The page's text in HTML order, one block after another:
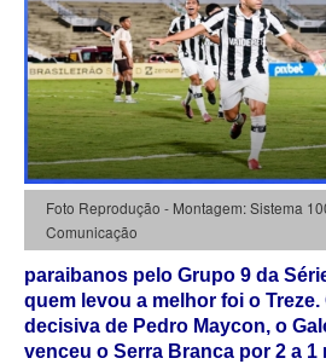
Foto Reprodução - Montagem: Sistema
Comunicação
paraibanos pelo Grupo 9 da
quem levou a melhor foi o
decisiva de Pedro Maycon, o
venceu o Serra Branca por 2 a 1